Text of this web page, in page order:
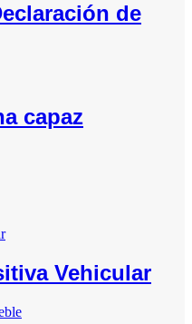
de
capaz
Vehicular